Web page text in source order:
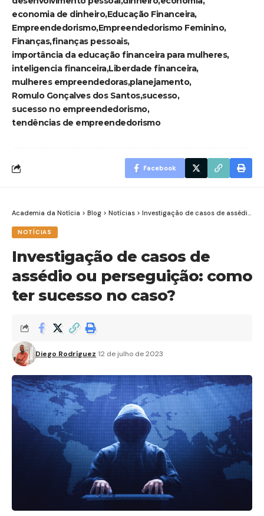
economia de dinheiroEducação Financeira
EmpreendedorismoEmpreendedorismo Feminino
Finançasfinanças pessoais
importância da educação financeira para mulheres
inteligencia financeiraLiberdade financeira
mulheres empreendedorasplanejamento
Romulo Gonçalves dos Santossucesso
sucesso no empreendedorismo
tendências de empreendedorismo
Facebook
Academia da Notícia > Blog > Notícias > Investigação de casos de assédio ou perseguição: como ter sucesso no caso?
NOTÍCIAS
Investigação de casos de
assédio ou perseguição: como
ter sucesso no caso?
Diego Rodríguez 12 de julho de 2023